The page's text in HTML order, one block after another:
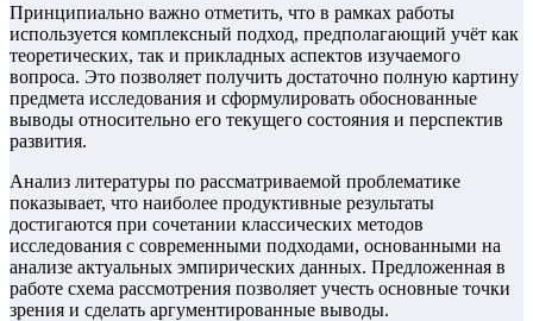
Принципиально важно отметить, что в рамках работы
используется комплексный подход, предполагающий учёт как
теоретических, так и прикладных аспектов изучаемого
вопроса. Это позволяет получить достаточно полную картину
предмета исследования и сформулировать обоснованные
выводы относительно его текущего состояния и перспектив
развития.
Анализ литературы по рассматриваемой проблематике
показывает, что наиболее продуктивные результаты
достигаются при сочетании классических методов
исследования с современными подходами, основанными на
анализе актуальных эмпирических данных. Предложенная в
работе схема рассмотрения позволяет учесть основные точки
зрения и сделать аргументированные выводы.